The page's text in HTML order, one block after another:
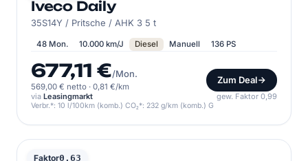
Iveco Daily
35S14Y / Pritsche / AHK 3 5 t
48 Mon. 10.000 km/J Diesel Manuell 136 PS
677,11 €/Mon.
569,00 € netto · 0,81 €/km
Zum Deal
via Leasingmarkt gew. Faktor 0,99
Verbr.*: 10 l/100km (komb.) CO₂*: 232 g/km (komb.) G
Faktor0,63
IVECO